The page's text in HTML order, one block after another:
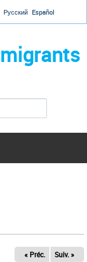
Русский Español
« Préc. Suiv. »